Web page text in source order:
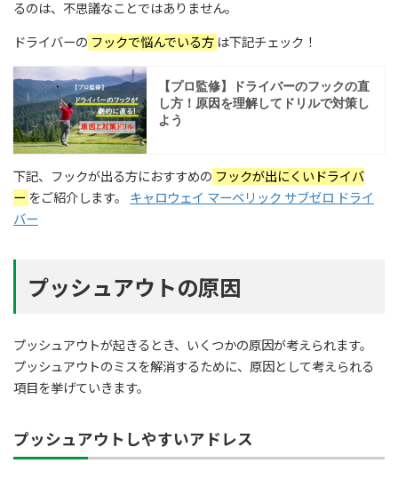
るのは、不思議なことではありません。
ドライバーの フックで悩んでいる方 は下記チェック！
下記、フックが出る方におすすめの フックが出にくいドライバ
ー をご紹介します。 キャロウェイ マーベリック サブゼロ ドライ
バー
プッシュアウトの原因
プッシュアウトが起きるとき、いくつかの原因が考えられます。
プッシュアウトのミスを解消するために、原因として考えられる
項目を挙げていきます。
プッシュアウトしやすいアドレス